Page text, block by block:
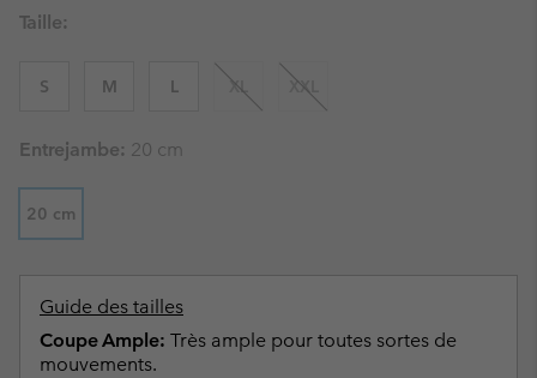
Taille:
S M L XL XXL
Entrejambe: 20 cm
20 cm
Guide des tailles
Coupe Ample: Très ample pour toutes sortes de
mouvements.